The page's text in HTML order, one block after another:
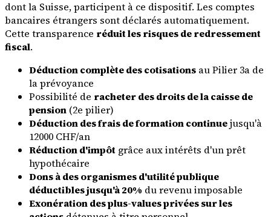
dont la Suisse, participent à ce dispositif. Les comptes
bancaires étrangers sont déclarés automatiquement.
Cette transparence réduit les risques de redressement
fiscal.
Déduction complète des cotisations au Pilier 3a de
la prévoyance
Possibilité de racheter des droits de la caisse de
pension (2e pilier)
Déduction des frais de formation continuejusqu'à
12000 CHF/an
Réduction d'impôt grâce aux intérêts d'un prêt
hypothécaire
Dons à des organismes d'utilité publique
déductibles jusqu'à 20% du revenu imposable
Exonération des plus-values privées sur les